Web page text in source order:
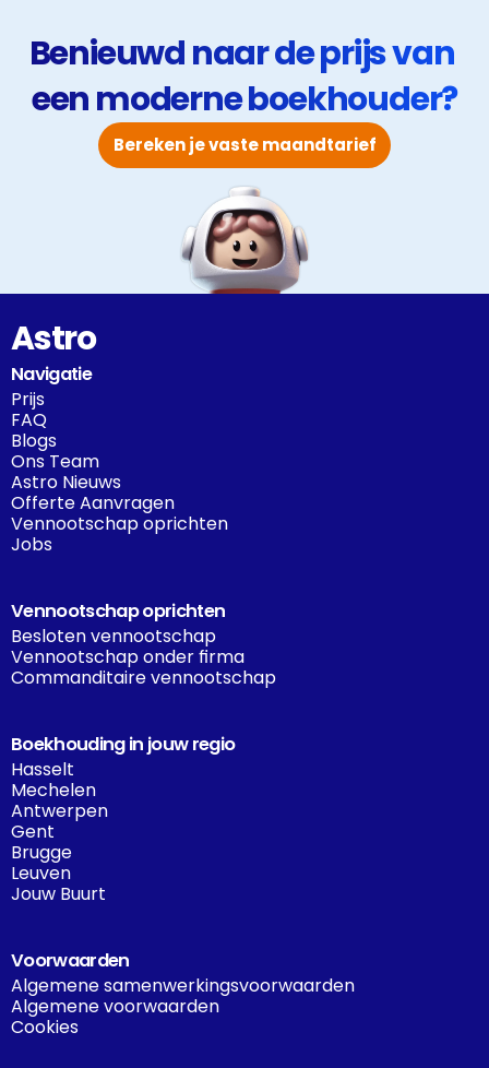
Benieuwd naar de prijs van
een moderne boekhouder?
Bereken je vaste maandtarief
Astro
Navigatie
Prijs
FAQ
Blogs
Ons Team
Astro Nieuws
Offerte Aanvragen
Vennootschap oprichten
Jobs
Vennootschap oprichten
Besloten vennootschap
Vennootschap onder firma
Commanditaire vennootschap
Boekhouding in jouw regio
Hasselt
Mechelen
Antwerpen
Gent
Brugge
Leuven
Jouw Buurt
Voorwaarden
Algemene samenwerkingsvoorwaarden
Algemene voorwaarden
Cookies